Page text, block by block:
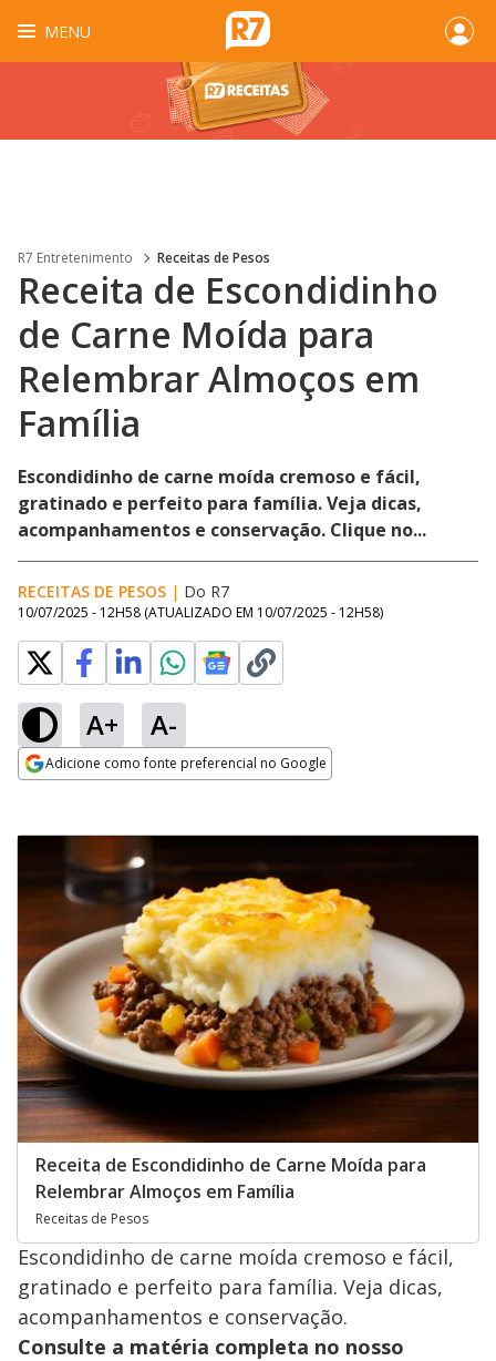
MENU
R7 Entretenimento Receitas de Pesos
Receita de Escondidinho
de Carne Moída para
Relembrar Almoços em
Família
Escondidinho de carne moída cremoso e fácil,
gratinado e perfeito para família. Veja dicas,
acompanhamentos e conservação. Clique no...
RECEITAS DE PESOS | Do R7
10/07/2025 - 12H58 (ATUALIZADO EM 10/07/2025 - 12H58)
A+ A-
Adicione como fonte preferencial no Google
Receita de Escondidinho de Carne Moída para
Relembrar Almoços em Família
Receitas de Pesos
Escondidinho de carne moída cremoso e fácil,
gratinado e perfeito para família. Veja dicas,
acompanhamentos e conservação.
Consulte a matéria completa no nosso